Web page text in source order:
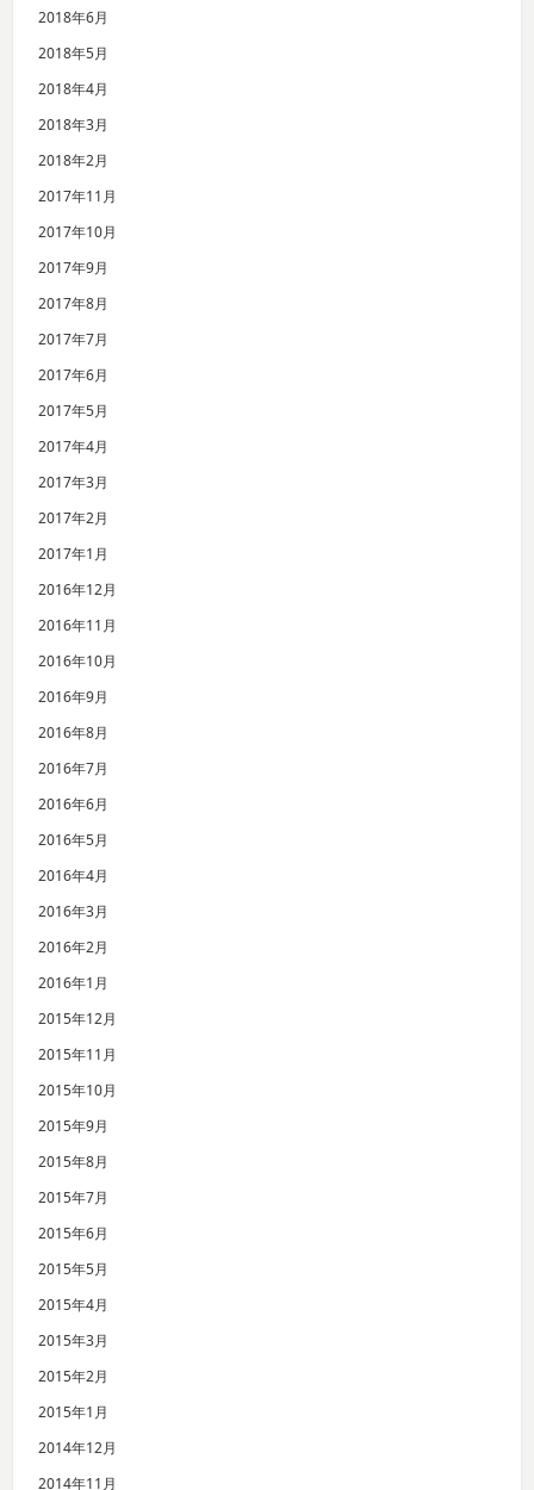
2018年6月
2018年5月
2018年4月
2018年3月
2018年2月
2017年11月
2017年10月
2017年9月
2017年8月
2017年7月
2017年6月
2017年5月
2017年4月
2017年3月
2017年2月
2017年1月
2016年12月
2016年11月
2016年10月
2016年9月
2016年8月
2016年7月
2016年6月
2016年5月
2016年4月
2016年3月
2016年2月
2016年1月
2015年12月
2015年11月
2015年10月
2015年9月
2015年8月
2015年7月
2015年6月
2015年5月
2015年4月
2015年3月
2015年2月
2015年1月
2014年12月
2014年11月